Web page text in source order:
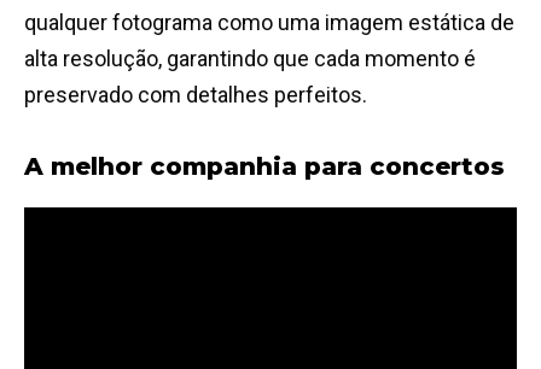
qualquer fotograma como uma imagem estática de
alta resolução, garantindo que cada momento é
preservado com detalhes perfeitos.
A melhor companhia para concertos